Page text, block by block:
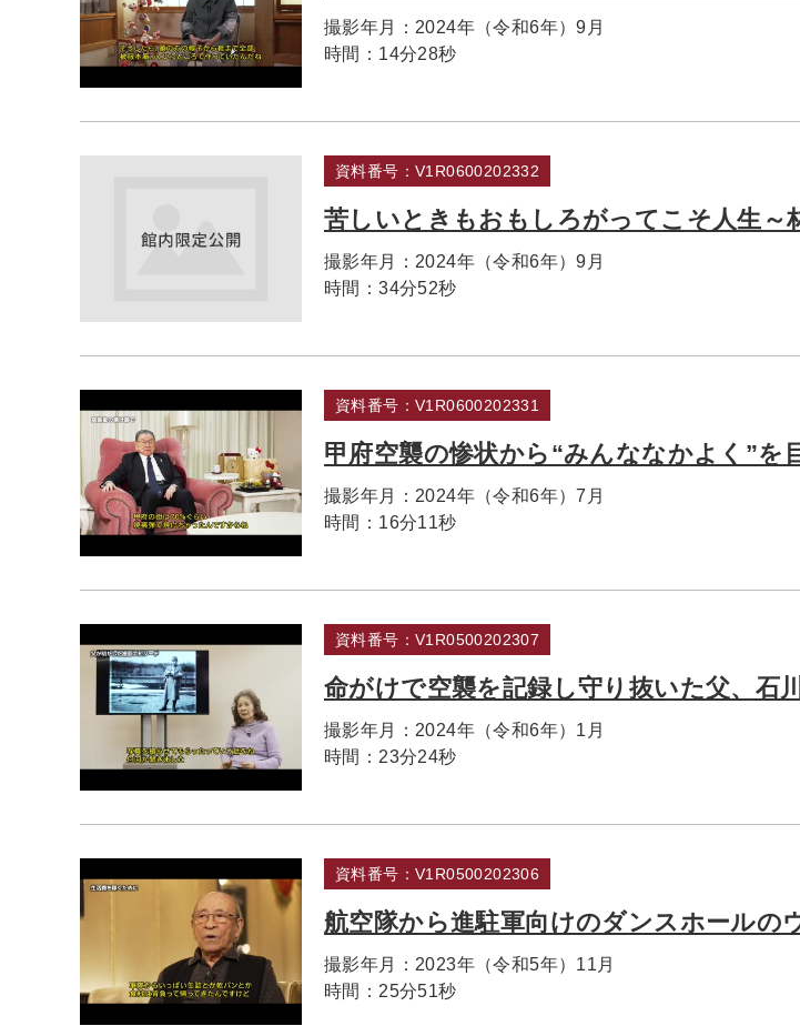
撮影年月： 2024年（令和6年）9月
時間： 14分28秒
資料番号：V1R0600202332
苦しいときもおもしろがってこそ人生～
撮影年月： 2024年（令和6年）9月
時間：34分52秒
資料番号：V1R0600202331
甲府空襲の惨状から“みんななかよく”を
撮影年月： 2024年（令和6年）7月
時間： 16分11秒
資料番号：V1R0500202307
命がけで空襲を記録し守り抜いた父、石
撮影年月： 2024年（令和6年）1月
時間： 23分24秒
資料番号：V1R0500202306
航空隊から進駐軍向けのダンスホールの
撮影年月： 2023年（令和5年）11月
時間： 25分51秒